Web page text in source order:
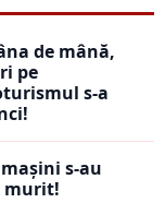
de mână,
pe
s-a
s-au
murit!